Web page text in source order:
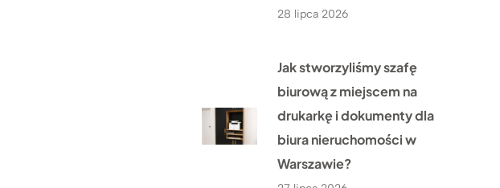
28 lipca 2026
Jak stworzyliśmy szafę
biurową z miejscem na
drukarkę i dokumenty dla
biura nieruchomości w
Warszawie?